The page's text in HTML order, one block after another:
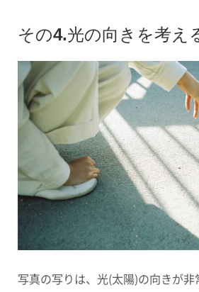
その4.光の向きを考え
写真の写りは、光(太陽)の向きが